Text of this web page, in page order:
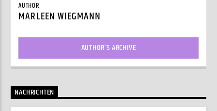
AUTHOR
MARLEEN WIEGMANN
AUTHOR'S ARCHIVE
NACHRICHTEN